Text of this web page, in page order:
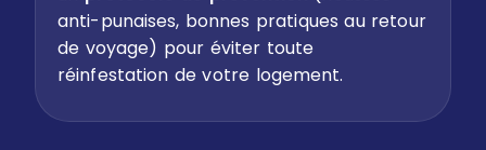
anti-punaises, bonnes pratiques au retour
de voyage) pour éviter toute
réinfestation de votre logement.